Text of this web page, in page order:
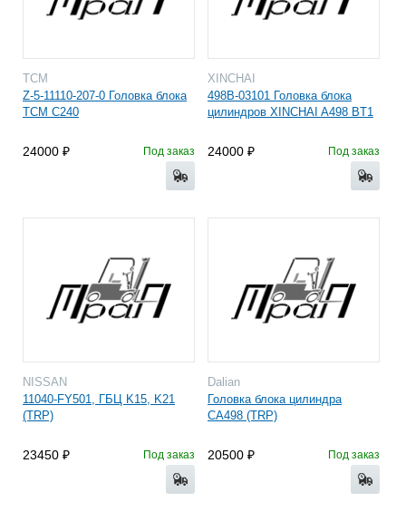
TCM
Z-5-11110-207-0 Головка блока
TCM C240
24000 Под заказ
XINCHAI
498B-03101 Головка блока
цилиндров XINCHAI A498 BT1
24000 Под заказ
NISSAN
11040-FY501, ГБЦ K15, K21
(TRP)
23450 Под заказ
Dalian
Головка блока цилиндра
CA498 (TRP)
20500 Под заказ